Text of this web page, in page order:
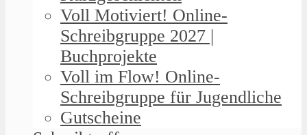
Voll Motiviert! Online-
Schreibgruppe 2027 |
Buchprojekte
Voll im Flow! Online-
Schreibgruppe für Jugendliche
Gutscheine